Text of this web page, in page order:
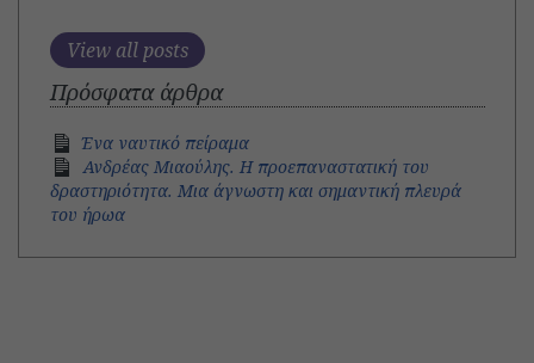
View all posts
Πρόσφατα άρθρα
Ένα ναυτικό πείραμα
Ανδρέας Μιαούλης. Η προεπαναστατική του
δραστηριότητα. Μια άγνωστη και σημαντική πλευρά
του ήρωα